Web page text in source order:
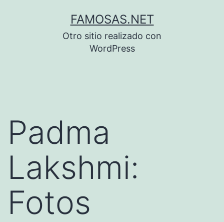
FAMOSAS.NET
Otro sitio realizado con
WordPress
Padma
Lakshmi:
Fotos